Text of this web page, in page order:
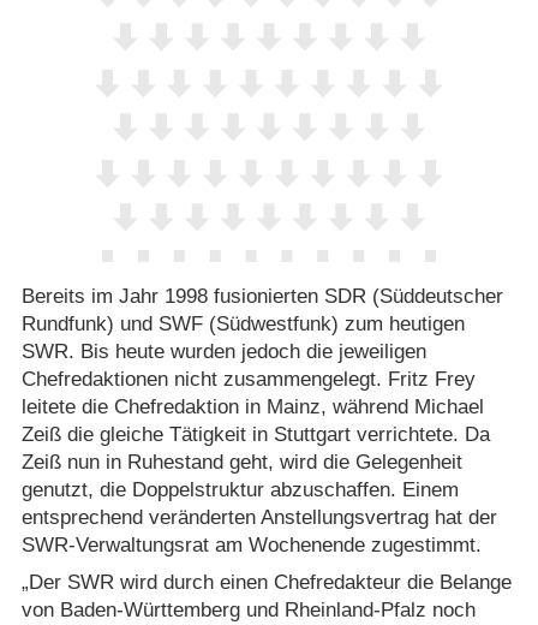
Bereits im Jahr 1998 fusionierten SDR (Süddeutscher
Rundfunk) und SWF (Südwestfunk) zum heutigen
SWR. Bis heute wurden jedoch die jeweiligen
Chefredaktionen nicht zusammengelegt. Fritz Frey
leitete die Chefredaktion in Mainz, während Michael
Zeiß die gleiche Tätigkeit in Stuttgart verrichtete. Da
Zeiß nun in Ruhestand geht, wird die Gelegenheit
genutzt, die Doppelstruktur abzuschaffen. Einem
entsprechend veränderten Anstellungsvertrag hat der
SWR-Verwaltungsrat am Wochenende zugestimmt.
„Der SWR wird durch einen Chefredakteur die Belange
von Baden-Württemberg und Rheinland-Pfalz noch